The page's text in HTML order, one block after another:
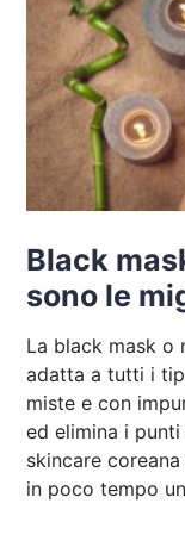
Black
sono le
La black mask o
adatta a tutti i
miste e con
ed elimina i
skincare
in poco tempo